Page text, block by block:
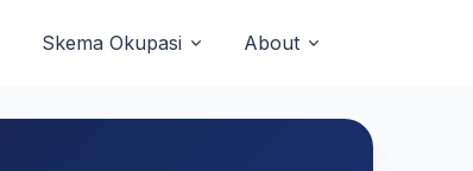
Skema Okupasi About